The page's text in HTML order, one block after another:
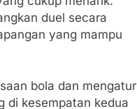
duel secara
yang mampu
bola dan mengatur
di kesempatan kedua